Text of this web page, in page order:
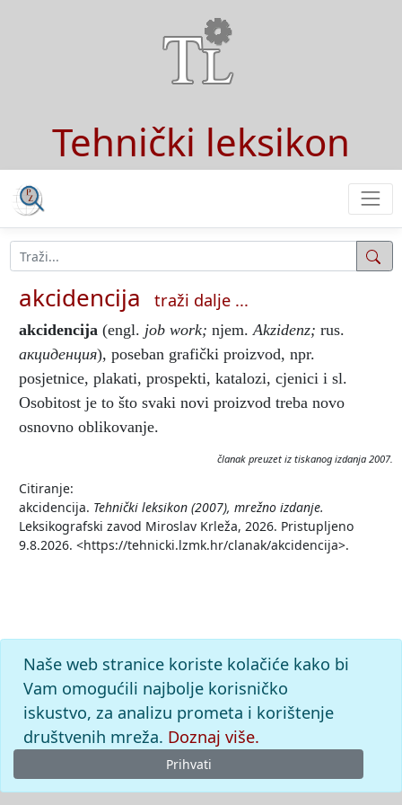
Tehnički leksikon
akcidencija traži dalje ...
akcidencija (engl. job work; njem.Akzidenz; rus.
акциденция), poseban grafički proizvod, npr.
posjetnice, plakati, prospekti, katalozi, cjenici i sl.
Osobitost je to što svaki novi proizvod treba novo
osnovno oblikovanje.
članak preuzet iz tiskanog izdanja 2007.
Citiranje:
akcidencija. Tehnički leksikon (2007), mrežno izdanje.
Leksikografski zavod Miroslav Krleža, 2026. Pristupljeno
9.8.2026. <https://tehnicki.lzmk.hr/clanak/akcidencija>.
Naše web stranice koriste kolačiće kako bi
Vam omogućili najbolje korisničko
iskustvo, za analizu prometa i korištenje
društvenih mreža. Doznaj više.
Prihvati
© 2026Leksikografski zavodMiroslav Krleža